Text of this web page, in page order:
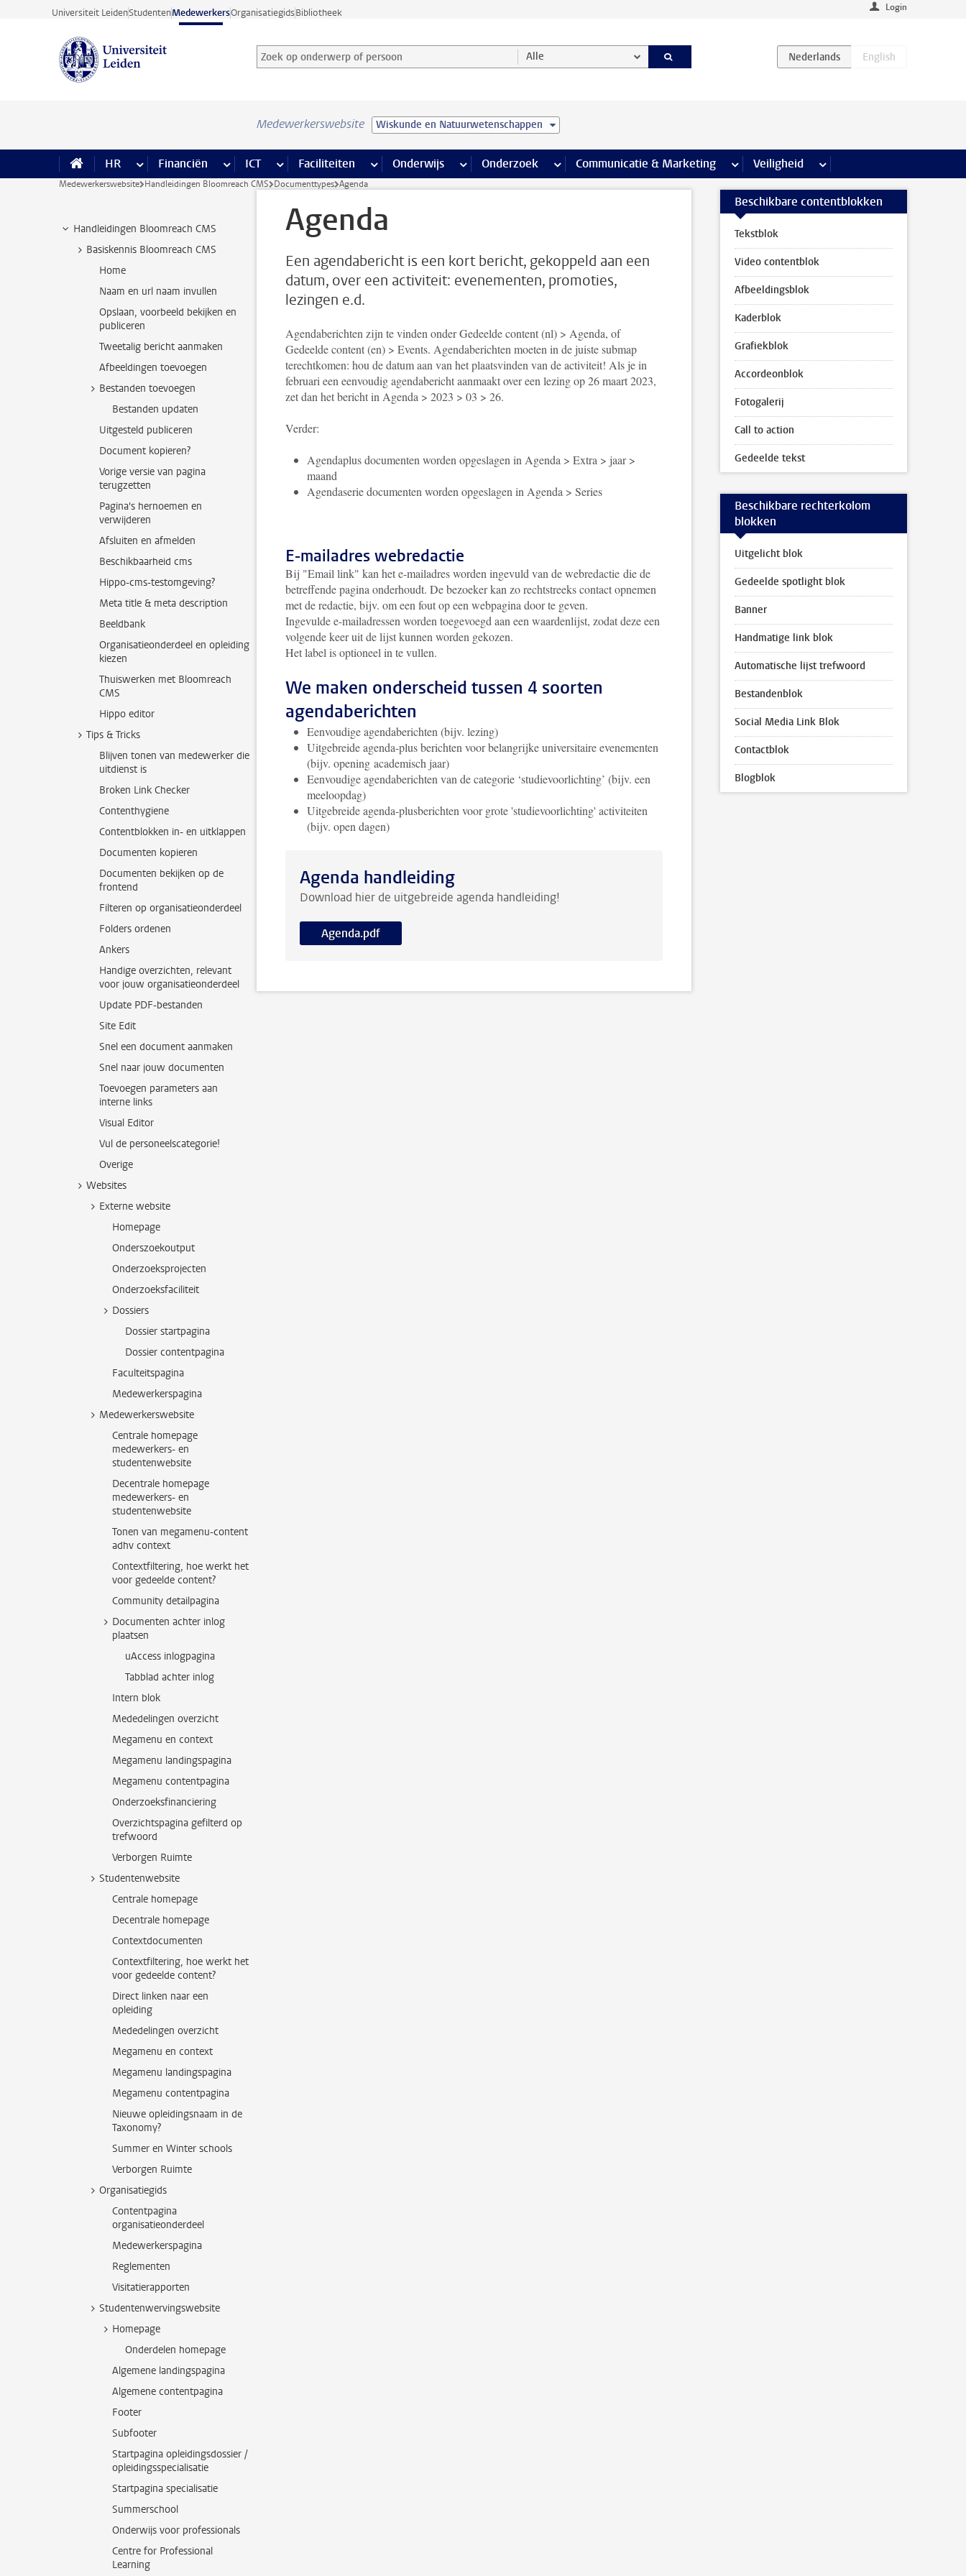
Ga direct naar de inhoud
Universiteit LeidenStudentenMedewerkersOrganisatiegidsBibliotheek Login
Zoek op onderwerp of persoon en selecteer categorie
Zoekterm Alle
Medewerkerswebsite Wiskunde en Natuurwetenschappen
HR meer HR pagina’s
Financiën meer Financiën pagina’s
ICT meer ICT pagina’s
Faciliteiten meer Faciliteiten pagina’s
Onderwijs meer Onderwijs pagina’s
Onderzoek meer Onderzoek pagina’s
Communicatie & Marketing meer Communicatie & Marketing pagina’s
Veiligheid meer Veiligheid pagina’s
Medewerkerswebsite Handleidingen Bloomreach CMS Documenttypes Agenda
Handleidingen Bloomreach CMS
Basiskennis Bloomreach CMS
Home
Naam en url naam invullen
Opslaan, voorbeeld bekijken en
publiceren
Tweetalig bericht aanmaken
Afbeeldingen toevoegen
Bestanden toevoegen
Bestanden updaten
Uitgesteld publiceren
Document kopieren?
Vorige versie van pagina
terugzetten
Pagina's hernoemen en
verwijderen
Afsluiten en afmelden
Beschikbaarheid cms
Hippo-cms-testomgeving?
Meta title & meta description
Beeldbank
Organisatieonderdeel en opleiding
kiezen
Thuiswerken met Bloomreach
CMS
Hippo editor
Tips & Tricks
Blijven tonen van medewerker die
uitdienst is
Broken Link Checker
Contenthygiene
Contentblokken in- en uitklappen
Documenten kopieren
Documenten bekijken op de
frontend
Filteren op organisatieonderdeel
Folders ordenen
Ankers
Handige overzichten, relevant
voor jouw organisatieonderdeel
Update PDF-bestanden
Site Edit
Snel een document aanmaken
Snel naar jouw documenten
Toevoegen parameters aan
interne links
Visual Editor
Vul de personeelscategorie!
Overige
Websites
Externe website
Homepage
Onderszoekoutput
Onderzoeksprojecten
Onderzoeksfaciliteit
Dossiers
Dossier startpagina
Dossier contentpagina
Faculteitspagina
Medewerkerspagina
Medewerkerswebsite
Centrale homepage
medewerkers- en
studentenwebsite
Decentrale homepage
medewerkers- en
studentenwebsite
Tonen van megamenu-content
adhv context
Contextfiltering, hoe werkt het
voor gedeelde content?
Community detailpagina
Documenten achter inlog
plaatsen
uAccess inlogpagina
Tabblad achter inlog
Intern blok
Mededelingen overzicht
Megamenu en context
Megamenu landingspagina
Megamenu contentpagina
Onderzoeksfinanciering
Overzichtspagina gefilterd op
trefwoord
Verborgen Ruimte
Studentenwebsite
Centrale homepage
Decentrale homepage
Contextdocumenten
Contextfiltering, hoe werkt het
voor gedeelde content?
Direct linken naar een
opleiding
Mededelingen overzicht
Megamenu en context
Megamenu landingspagina
Megamenu contentpagina
Nieuwe opleidingsnaam in de
Taxonomy?
Summer en Winter schools
Verborgen Ruimte
Organisatiegids
Contentpagina
organisatieonderdeel
Medewerkerspagina
Reglementen
Visitatierapporten
Studentenwervingswebsite
Homepage
Onderdelen homepage
Algemene landingspagina
Algemene contentpagina
Footer
Subfooter
Startpagina opleidingsdossier /
opleidingsspecialisatie
Startpagina specialisatie
Summerschool
Onderwijs voor professionals
Centre for Professional
Learning
Agenda
Een agendabericht is een kort bericht, gekoppeld aan een
datum, over een activiteit: evenementen, promoties,
lezingen e.d.
Agendaberichten zijn te vinden onder Gedeelde content (nl) > Agenda, of
Gedeelde content (en) > Events. Agendaberichten moeten in de juiste submap
terechtkomen: hou de datum aan van het plaatsvinden van de activiteit! Als je in
februari een eenvoudig agendabericht aanmaakt over een lezing op 26 maart 2023,
zet dan het bericht in Agenda > 2023 > 03 > 26.
Verder:
Agendaplus documenten worden opgeslagen in Agenda > Extra > jaar >
maand
Agendaserie documenten worden opgeslagen in Agenda > Series
E-mailadres webredactie
Bij "Email link" kan het e-mailadres worden ingevuld van de webredactie die de
betreffende pagina onderhoudt. De bezoeker kan zo rechtstreeks contact opnemen
met de redactie, bijv. om een fout op een webpagina door te geven.
Ingevulde e-mailadressen worden toegevoegd aan een waardenlijst, zodat deze een
volgende keer uit de lijst kunnen worden gekozen.
Het label is optioneel in te vullen.
We maken onderscheid tussen 4 soorten
agendaberichten
Eenvoudige agendaberichten (bijv. lezing)
Uitgebreide agenda-plus berichten voor belangrijke universitaire evenementen
(bijv. opening academisch jaar)
Eenvoudige agendaberichten van de categorie ‘studievoorlichting’ (bijv. een
meeloopdag)
Uitgebreide agenda-plusberichten voor grote 'studievoorlichting' activiteiten
(bijv. open dagen)
Agenda handleiding
Download hier de uitgebreide agenda handleiding!
Agenda.pdf
Beschikbare contentblokken
Tekstblok
Video contentblok
Afbeeldingsblok
Kaderblok
Grafiekblok
Accordeonblok
Fotogalerij
Call to action
Gedeelde tekst
Beschikbare rechterkolom
blokken
Uitgelicht blok
Gedeelde spotlight blok
Banner
Handmatige link blok
Automatische lijst trefwoord
Bestandenblok
Social Media Link Blok
Contactblok
Blogblok